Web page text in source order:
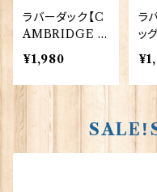
ラバーダック【C
AMBRIDGE U
ni.卒業生】Elga
te Products 9
0365
¥1,980
ラ
ッ
e
SALE！